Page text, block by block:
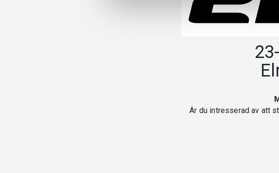
Är du intresserad av att